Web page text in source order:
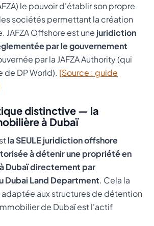
le pouvoir d'établir son propre
sociétés permettant la création
Offshore est une juridiction
par le gouvernement
par la JAFZA Authority (qui
DP World). [Source : guide
distinctive — la
à Dubaï
la SEULE juridiction offshore
à détenir une propriété en
Dubaï directement par
Dubai Land Department. Cela la
aux structures de détention
de Dubaï est l'actif